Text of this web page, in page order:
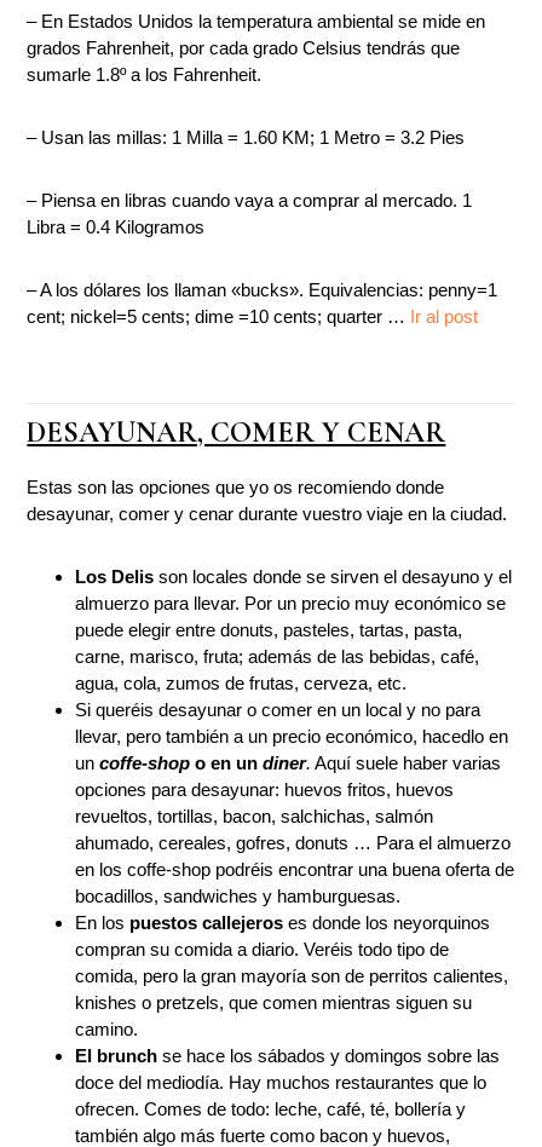
– En Estados Unidos la temperatura ambiental se mide en
grados Fahrenheit, por cada grado Celsius tendrás que
sumarle 1.8º a los Fahrenheit.
– Usan las millas: 1 Milla = 1.60 KM; 1 Metro = 3.2 Pies
– Piensa en libras cuando vaya a comprar al mercado. 1
Libra = 0.4 Kilogramos
– A los dólares los llaman «bucks». Equivalencias: penny=1
cent; nickel=5 cents; dime =10 cents; quarter … Ir al post
DESAYUNAR, COMER Y CENAR
Estas son las opciones que yo os recomiendo donde
desayunar, comer y cenar durante vuestro viaje en la ciudad.
Los Delis son locales donde se sirven el desayuno y el
almuerzo para llevar. Por un precio muy económico se
puede elegir entre donuts, pasteles, tartas, pasta,
carne, marisco, fruta; además de las bebidas, café,
agua, cola, zumos de frutas, cerveza, etc.
Si queréis desayunar o comer en un local y no para
llevar, pero también a un precio económico, hacedlo en
uncoffe-shopo en undiner. Aquí suele haber varias
opciones para desayunar: huevos fritos, huevos
revueltos, tortillas, bacon, salchichas, salmón
ahumado, cereales, gofres, donuts … Para el almuerzo
en los coffe-shop podréis encontrar una buena oferta de
bocadillos, sandwiches y hamburguesas.
En los puestos callejeros es donde los neyorquinos
compran su comida a diario. Veréis todo tipo de
comida, pero la gran mayoría son de perritos calientes,
knishes o pretzels, que comen mientras siguen su
camino.
El brunch se hace los sábados y domingos sobre las
doce del mediodía. Hay muchos restaurantes que lo
ofrecen. Comes de todo: leche, café, té, bollería y
también algo más fuerte como bacon y huevos,